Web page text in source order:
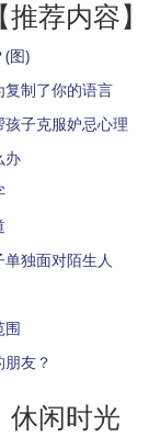
【推荐内容】
(图)
制了你的语言
子克服妒忌心理
办
独面对陌生人
围
友？
休闲时光